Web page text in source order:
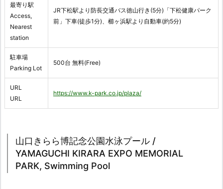
最寄り駅
Access,
Nearest
station
JR下松駅より防長交通バス徳山行き(5分)「下松健康パーク
前」下車(徒歩1分)、櫛ヶ浜駅より自動車(約5分)
駐車場
Parking Lot
500台 無料(Free)
URL
URL
https://www.k-park.co.jp/plaza/
山口きらら博記念公園水泳プール /
YAMAGUCHI KIRARA EXPO MEMORIAL
PARK, Swimming Pool